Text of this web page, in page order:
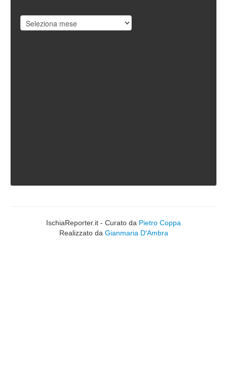
IschiaReporter.it - Curato da Pietro Coppa
Realizzato da Gianmaria D'Ambra